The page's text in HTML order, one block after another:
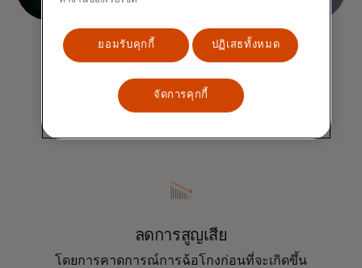
ปกป้องธุรกิจของคุณ
ลดการสูญเสีย
โดยการคาดการณ์การฉ้อโกงก่อนที่จะเกิดขึ้น
ยอมรับคุกกี้ ปฏิเสธทั้งหมด
จัดการคุกกี้